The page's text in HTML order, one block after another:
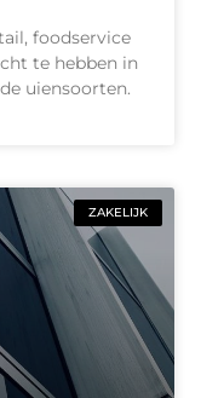
foodservice
te hebben in
uiensoorten.
ZAKELIJK